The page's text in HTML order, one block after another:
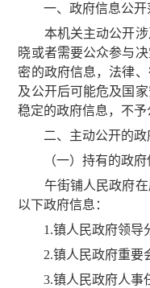
一、政府信息公开
本机关主动公开涉
晓或者需要公众参与
密的政府信息，法律
及公开后可能危及国
稳定的政府信息，不予
二、主动公开的政
（一）持有的政府
午街铺人民政府在
以下政府信息：
1.镇人民政府领导分
2.镇人民政府重要
3.镇人民政府人事